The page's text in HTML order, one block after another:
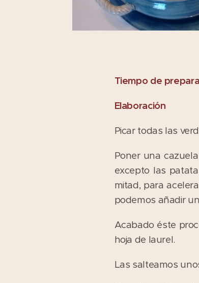
Tiempo de
Elaboración
Picar todas las
Poner una
excepto las
mitad, para
podemos añadir
Acabado éste
hoja de laurel.
Las salteamos